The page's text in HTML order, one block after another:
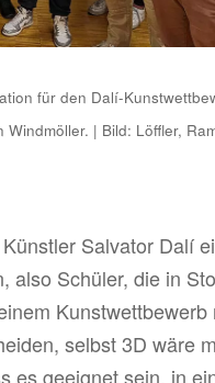
für den Dalí-
| Bild: Löffler,
Salvator Dalí
also Schüler, die in
selbst 3D wäre
es geeignet sein, in